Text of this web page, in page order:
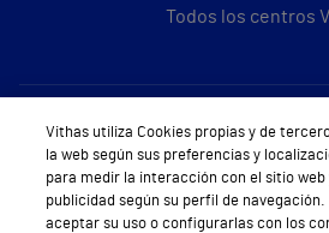
Todos los centros
Sobre Vithas
Quiénes somos
Trabajar en
Vithas utiliza Cookies propias y de
la web según sus preferencias y
para medir la interacción con el sitio
publicidad según su perfil de navegación.
aceptar su uso o configurarlas con los